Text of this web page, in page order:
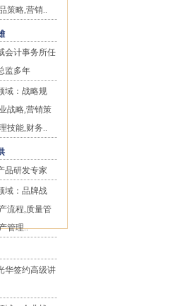
策略,营销..
会计事务所任
监多年
域：战略规
战略,营销策
技能,财务..
品研发专家
域：品牌战
流程,质量管
管理..
华签约高级讲